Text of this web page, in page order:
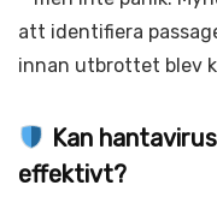
att identifiera
innan utbrottet blev
Kan
effektivt?